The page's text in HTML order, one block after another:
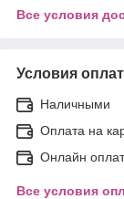
Все условия
Условия
Наличными
Оплата на
Онлайн
Все условия